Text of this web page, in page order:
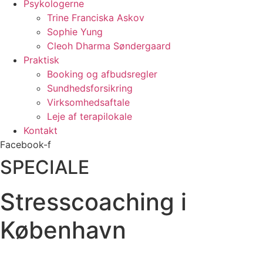
Psykologerne
Trine Franciska Askov
Sophie Yung
Cleoh Dharma Søndergaard
Praktisk
Booking og afbudsregler
Sundhedsforsikring
Virksomhedsaftale
Leje af terapilokale
Kontakt
Facebook-f
SPECIALE
Stresscoaching i
København